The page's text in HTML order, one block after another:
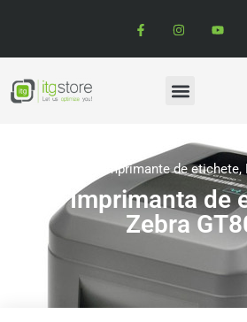
Imprimante de etichete,
Imprimanta de
Zebra